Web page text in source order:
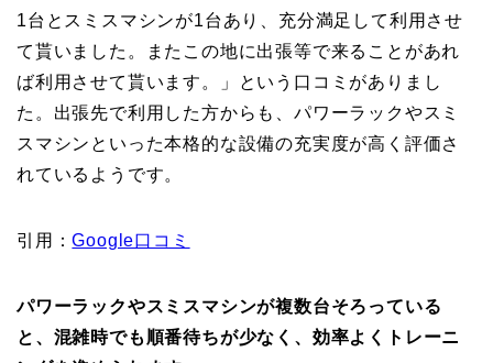
1台とスミスマシンが1台あり、充分満足して利用させ
て貰いました。またこの地に出張等で来ることがあれ
ば利用させて貰います。」という口コミがありまし
た。出張先で利用した方からも、パワーラックやスミ
スマシンといった本格的な設備の充実度が高く評価さ
れているようです。
引用：Google口コミ
パワーラックやスミスマシンが複数台そろっている
と、混雑時でも順番待ちが少なく、効率よくトレーニ